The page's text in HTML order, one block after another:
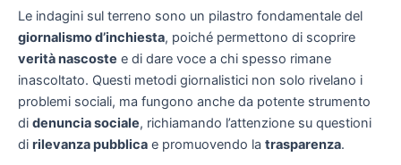
Le indagini sul terreno sono un pilastro fondamentale del
giornalismo d’inchiesta, poiché permettono di scoprire
verità nascoste e di dare voce a chi spesso rimane
inascoltato. Questi metodi giornalistici non solo rivelano i
problemi sociali, ma fungono anche da potente strumento
di denuncia sociale, richiamando l’attenzione su questioni
di rilevanza pubblica e promuovendo la trasparenza.